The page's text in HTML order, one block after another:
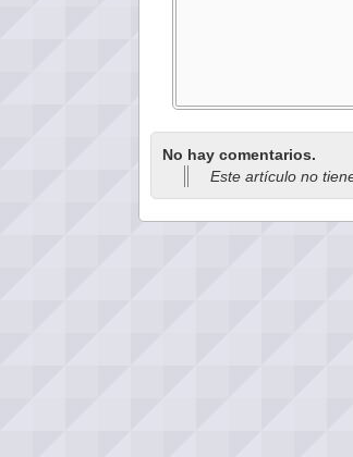
No hay comentarios.
Este artículo no